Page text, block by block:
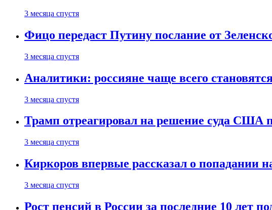
3 месяца спустя
Фицо передаст Путину послание от
3 месяца спустя
Аналитики: россияне чаще всего
3 месяца спустя
Трамп отреагировал на решение суда США
3 месяца спустя
Киркоров впервые рассказал о попадании
3 месяца спустя
Рост пенсий в России за последние 10 лет